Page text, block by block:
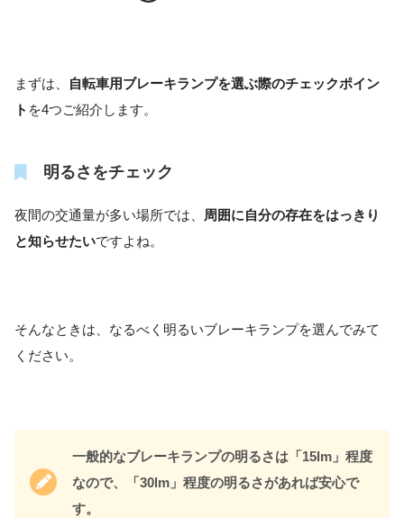
まずは、
自転車用ブレーキランプを選ぶ際のチェックポイン
ト を4つご紹介します。
明るさをチェック
夜間の交通量が多い場所では、
周囲に自分の存在をはっきり
と知らせたいですよね。
そんなときは、なるべく明るいブレーキランプを選んでみて
ください。
一般的なブレーキランプの明るさは「15lm」程度
なので、「30lm」程度の明るさがあれば安心で
す。